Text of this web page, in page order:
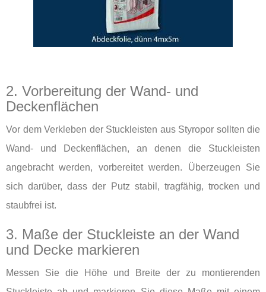
2. Vorbereitung der Wand- und
Deckenflächen
Vor dem Verkleben der Stuckleisten aus Styropor sollten die
Wand- und Deckenflächen, an denen die Stuckleisten
angebracht werden, vorbereitet werden. Überzeugen Sie
sich darüber, dass der Putz stabil, tragfähig, trocken und
staubfrei ist.
3. Maße der Stuckleiste an der Wand
und Decke markieren
Messen Sie die Höhe und Breite der zu montierenden